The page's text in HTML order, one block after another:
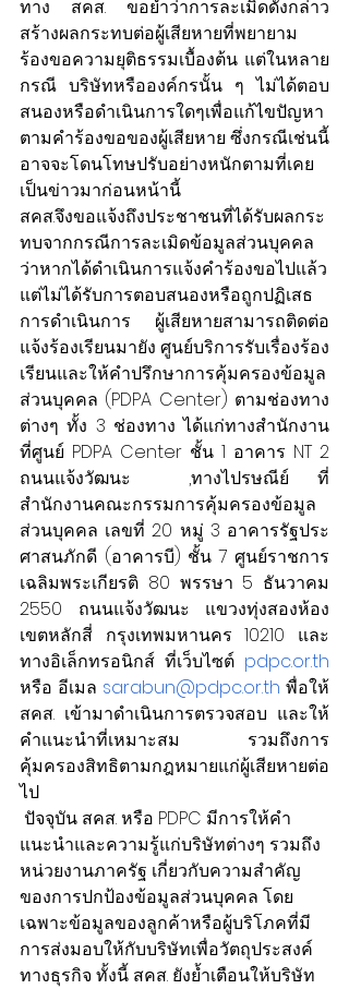
ทาง สคส. ขอย้ำว่าการละเมิดดังกล่าว
สร้างผลกระทบต่อผู้เสียหายที่พยายาม
ร้องขอความยุติธรรมเบื้องต้น แต่ในหลาย
กรณี บริษัทหรือองค์กรนั้น ๆ ไม่ได้ตอบ
สนองหรือดำเนินการใดๆเพื่อแก้ไขปัญหา
ตามคำร้องขอของผู้เสียหาย ซึ่งกรณีเช่นนี้
อาจจะโดนโทษปรับอย่างหนักตามที่เคย
เป็นข่าวมาก่อนหน้านี้
สคส.จึงขอแจ้งถึงประชาชนที่ได้รับผลกระ
ทบจากกรณีการละเมิดข้อมูลส่วนบุคคล
ว่าหากได้ดำเนินการแจ้งคำร้องขอไปแล้ว
แต่ไม่ได้รับการตอบสนองหรือถูกปฏิเสธ
การดำเนินการ ผู้เสียหายสามารถติดต่อ
แจ้งร้องเรียนมายัง ศูนย์บริการรับเรื่องร้อง
เรียนและให้คำปรึกษาการคุ้มครองข้อมูล
ส่วนบุคคล (PDPA Center) ตามช่องทาง
ต่างๆ ทั้ง 3 ช่องทาง ได้แก่ทางสำนักงาน
ที่ศูนย์ PDPA Center ชั้น 1 อาคาร NT 2
ถนนแจ้งวัฒนะ  ,ทางไปรษณีย์ ที่
สำนักงานคณะกรรมการคุ้มครองข้อมูล
ส่วนบุคคล เลขที่ 20 หมู่ 3 อาคารรัฐประ
ศาสนภักดี (อาคารบี) ชั้น 7 ศูนย์ราชการ
เฉลิมพระเกียรติ 80 พรรษา 5 ธันวาคม
2550 ถนนแจ้งวัฒนะ แขวงทุ่งสองห้อง
เขตหลักสี่ กรุงเทพมหานคร 10210 และ
ทางอิเล็กทรอนิกส์ ที่เว็บไซต์ pdpc.or.th
หรือ อีเมล sarabun@pdpc.or.th พื่อให้
สคส. เข้ามาดำเนินการตรวจสอบ และให้
คำแนะนำที่เหมาะสม รวมถึงการ
คุ้มครองสิทธิตามกฎหมายแก่ผู้เสียหายต่อ
ไป
ปัจจุบัน สคส. หรือ PDPC มีการให้คำ
แนะนำและความรู้แก่บริษัทต่างๆ รวมถึง
หน่วยงานภาครัฐ เกี่ยวกับความสำคัญ
ของการปกป้องข้อมูลส่วนบุคคล โดย
เฉพาะข้อมูลของลูกค้าหรือผู้บริโภคที่มี
การส่งมอบให้กับบริษัทเพื่อวัตถุประสงค์
ทางธุรกิจ ทั้งนี้ สคส. ยังย้ำเตือนให้บริษัท